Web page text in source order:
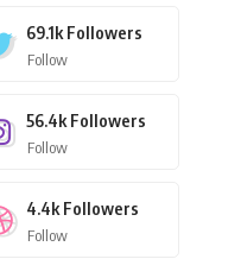
69.1k Followers
Follow
56.4k Followers
Follow
4.4k Followers
Follow